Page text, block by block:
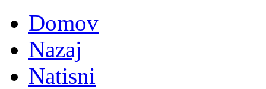
Domov
Nazaj
Natisni